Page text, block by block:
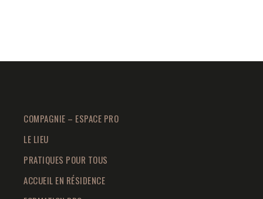
COMPAGNIE – ESPACE PRO
LE LIEU
PRATIQUES POUR TOUS
ACCUEIL EN RÉSIDENCE